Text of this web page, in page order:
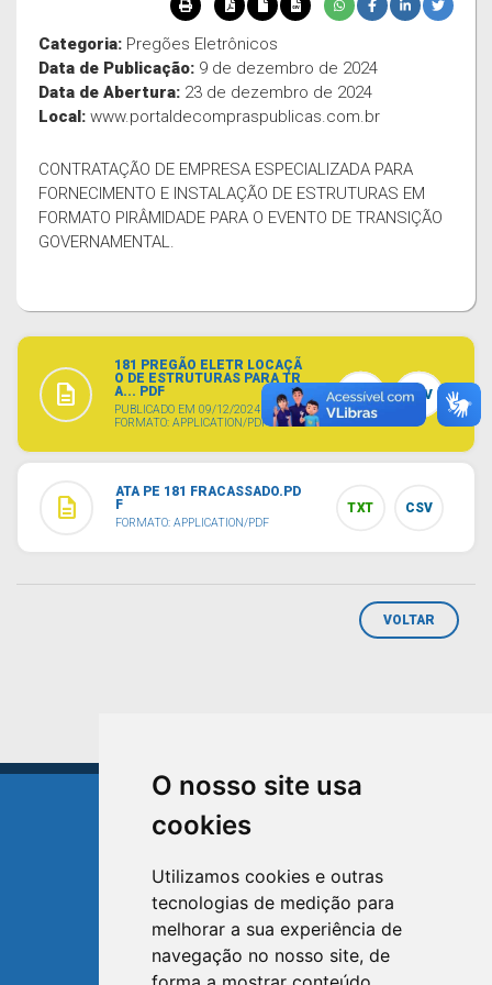
O nosso site usa
cookies
Utilizamos cookies e outras
tecnologias de medição para
melhorar a sua experiência de
navegação no nosso site, de
Categoria: Pregões Eletrônicos
Data de Publicação: 9 de dezembro de 2024
Data de Abertura: 23 de dezembro de 2024
Local: www.portaldecompraspublicas.com.br
CONTRATAÇÃO DE EMPRESA ESPECIALIZADA PARA
FORNECIMENTO E INSTALAÇÃO DE ESTRUTURAS EM
FORMATO PIRÂMIDADE PARA O EVENTO DE TRANSIÇÃO
GOVERNAMENTAL.
description
181 PREGÃO ELETR LOCAÇÃ
O DE ESTRUTURAS PARA TR
A... PDF
PUBLICADO EM 09/12/2024
FORMATO: APPLICATION/PDF
TXT CSV
description
ATA PE 181 FRACASSADO.PD
F
FORMATO: APPLICATION/PDF
TXT CSV
VOLTAR
TRIUNFO
RIO GRANDE DO SUL